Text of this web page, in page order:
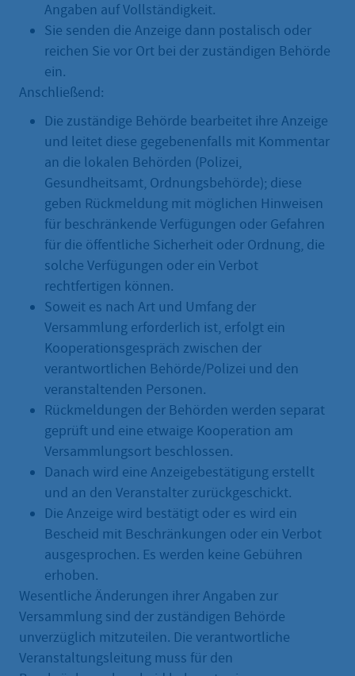
Angaben auf Vollständigkeit.
Sie senden die Anzeige dann postalisch oder
reichen Sie vor Ort bei der zuständigen Behörde
ein.
Anschließend:
Die zuständige Behörde bearbeitet ihre Anzeige
und leitet diese gegebenenfalls mit Kommentar
an die lokalen Behörden (Polizei,
Gesundheitsamt, Ordnungsbehörde); diese
geben Rückmeldung mit möglichen Hinweisen
für beschränkende Verfügungen oder Gefahren
für die öffentliche Sicherheit oder Ordnung, die
solche Verfügungen oder ein Verbot
rechtfertigen können.
Soweit es nach Art und Umfang der
Versammlung erforderlich ist, erfolgt ein
Kooperationsgespräch zwischen der
verantwortlichen Behörde/Polizei und den
veranstaltenden Personen.
Rückmeldungen der Behörden werden separat
geprüft und eine etwaige Kooperation am
Versammlungsort beschlossen.
Danach wird eine Anzeigebestätigung erstellt
und an den Veranstalter zurückgeschickt.
Die Anzeige wird bestätigt oder es wird ein
Bescheid mit Beschränkungen oder ein Verbot
ausgesprochen. Es werden keine Gebühren
erhoben.
Wesentliche Änderungen ihrer Angaben zur
Versammlung sind der zuständigen Behörde
unverzüglich mitzuteilen. Die verantwortliche
Veranstaltungsleitung muss für den